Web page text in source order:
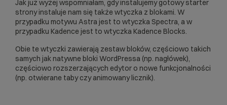
Jak już wyżej wspomniałam, gdy instalujemy gotowy starter
strony instaluje nam się także wtyczka z blokami. W
przypadku motywu Astra jest to wtyczka Spectra, a w
przypadku Kadence jest to wtyczka Kadence Blocks.
Obie te wtyczki zawierają zestaw bloków, częściowo takich
samych jak natywne bloki WordPressa (np. nagłówek),
częściowo rozszerzających edytor o nowe funkcjonalności
(np. otwierane taby czy animowany licznik).